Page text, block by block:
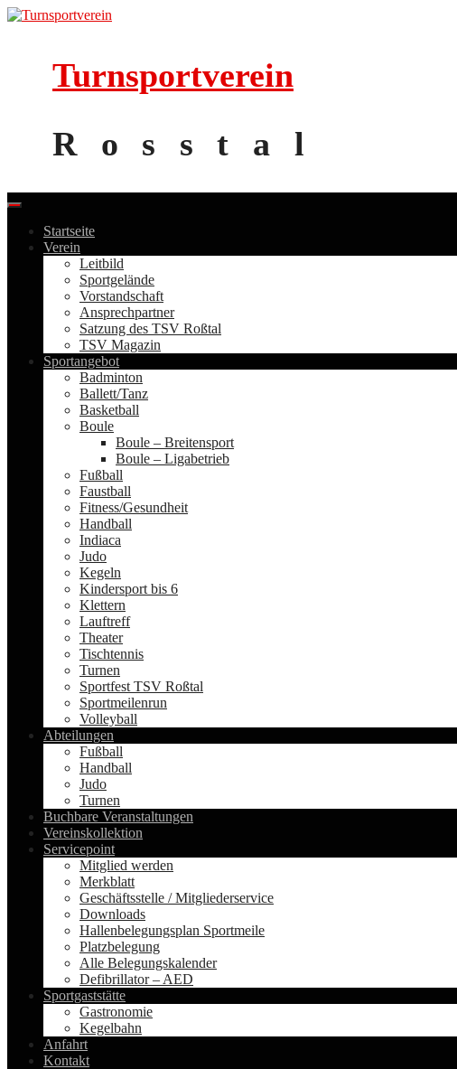
Skip
Turnsportverein
Rosstal
Startseite
Verein
Leitbild
Sportgelände
Vorstandschaft
Ansprechpartner
Satzung des TSV Roßtal
TSV Magazin
Sportangebot
Badminton
Ballett/Tanz
Basketball
Boule
Boule – Breitensport
Boule – Ligabetrieb
Fußball
Faustball
Fitness/Gesundheit
Handball
Indiaca
Judo
Kegeln
Kindersport bis 6
Klettern
Lauftreff
Theater
Tischtennis
Turnen
Sportfest TSV Roßtal
Sportmeilenrun
Volleyball
Abteilungen
Fußball
Handball
Judo
Turnen
Buchbare Veranstaltungen
Vereinskollektion
Servicepoint
Mitglied werden
Merkblatt
Geschäftsstelle / Mitgliederservice
Downloads
Hallenbelegungsplan Sportmeile
Platzbelegung
Alle Belegungskalender
Defibrillator – AED
Sportgaststätte
Gastronomie
Kegelbahn
Anfahrt
Kontakt